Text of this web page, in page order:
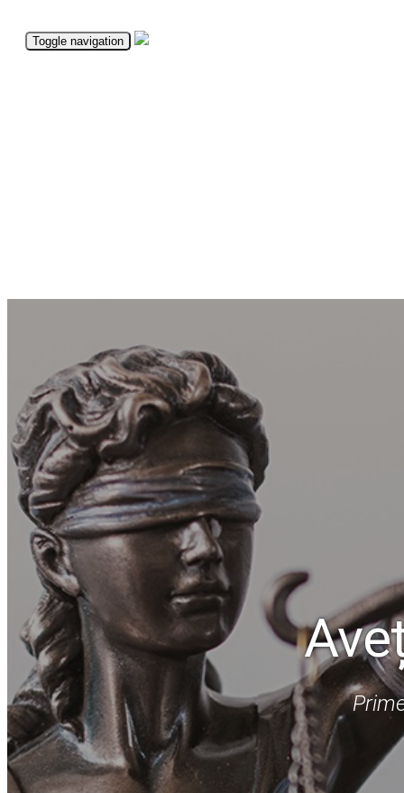
Toggle navigation